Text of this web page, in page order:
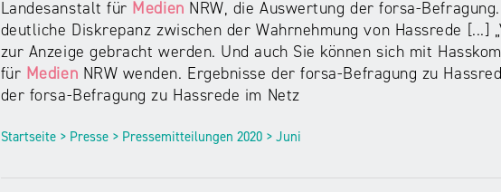
Landesanstalt für Medien NRW, die Auswertung der forsa-
deutliche Diskrepanz zwischen der Wahrnehmung von Hassrede [...]
zur Anzeige gebracht werden. Und auch Sie können sich mit
für Medien NRW wenden. Ergebnisse der forsa-Befragung zu
der forsa-Befragung zu Hassrede im Netz
Startseite > Presse > Pressemitteilungen 2020 > Juni